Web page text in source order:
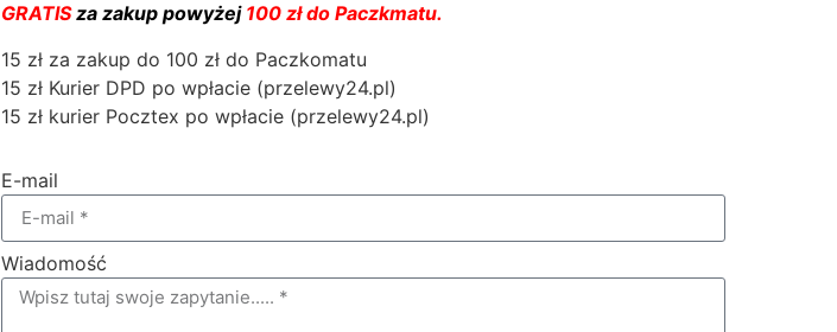
GRATISza zakup powyżej100 zł do Paczkmatu.
15 zł za zakup do 100 zł do Paczkomatu
15 zł Kurier DPD po wpłacie (przelewy24.pl)
15 zł kurier Pocztex po wpłacie (przelewy24.pl)
E-mail
Wiadomość